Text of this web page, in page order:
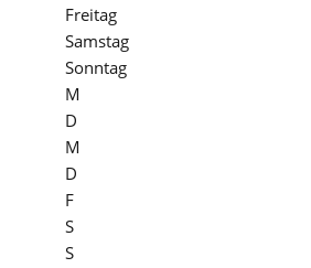
Freitag
Samstag
Sonntag
M
D
M
D
F
S
S